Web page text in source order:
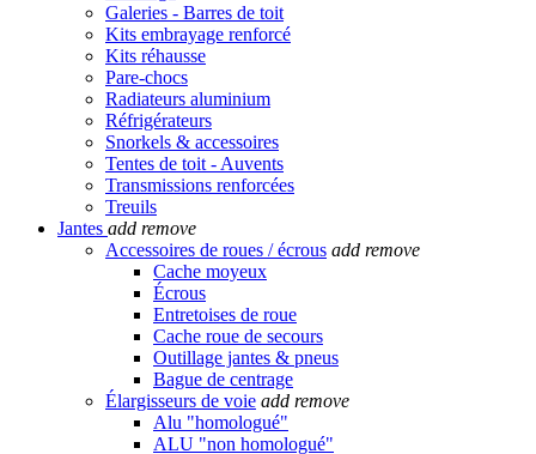
Galeries - Barres de toit
Kits embrayage renforcé
Kits réhausse
Pare-chocs
Radiateurs aluminium
Réfrigérateurs
Snorkels & accessoires
Tentes de toit - Auvents
Transmissions renforcées
Treuils
Jantes add remove
Accessoires de roues / écrous add remove
Cache moyeux
Écrous
Entretoises de roue
Cache roue de secours
Outillage jantes & pneus
Bague de centrage
Élargisseurs de voie add remove
Alu "homologué"
ALU "non homologué"